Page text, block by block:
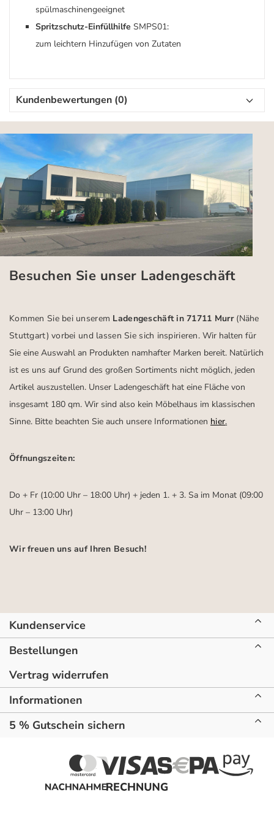
spülmaschinengeeignet
Spritzschutz-Einfüllhilfe SMPS01:
zum leichtern Hinzufügen von Zutaten
Kundenbewertungen (0)
Besuchen Sie unser Ladengeschäft
Kommen Sie bei unserem Ladengeschäft in 71711 Murr (Nähe
Stuttgart) vorbei und lassen Sie sich inspirieren.Wir halten für
Sie eine Auswahl an Produkten namhafter Marken bereit. Natürlich
ist es uns auf Grund des großen Sortiments nicht möglich, jeden
Artikel auszustellen. Unser Ladengeschäft hat eine Fläche von
insgesamt 180 qm. Wir sind also kein Möbelhaus im klassischen
Sinne. Bitte beachten Sie auch unsere Informationen hier.
Öffnungszeiten:
Do + Fr (10:00 Uhr – 18:00 Uhr) + jeden 1. + 3. Sa im Monat (09:00
Uhr – 13:00 Uhr)
Wir freuen uns auf Ihren Besuch!
Kundenservice
Bestellungen
Vertrag widerrufen
Informationen
5 % Gutschein sichern